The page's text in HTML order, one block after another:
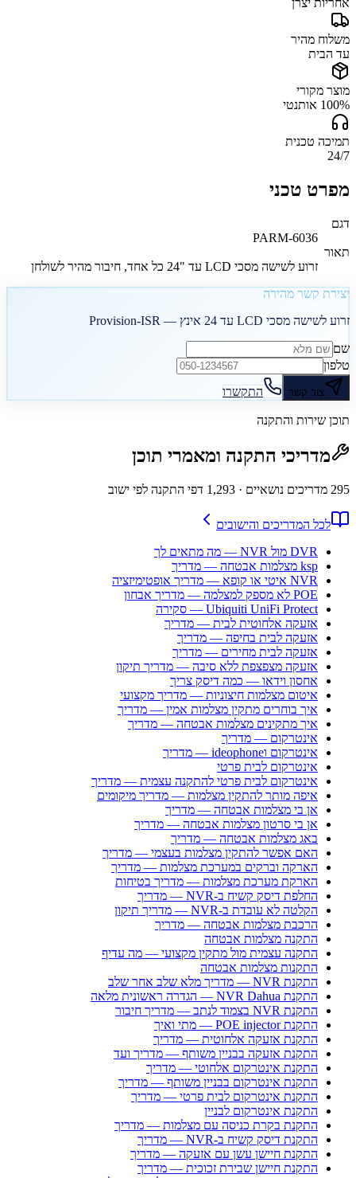
משלוח מהיר
עד הבית
מוצר מקורי
100% אותנטי
תמיכה טכנית
24/7
מפרט טכני
דגם
PARM-6036
תאור
זרוע לשישה מסכי LCD עד "24 כל אחד, חיבור מהיר לשולחן
יצירת קשר מהירה
זרוע לשישה מסכי LCD עד 24 אינץ — Provision-ISR
שם
טלפון
צור קשר התקשרו
תוכן שירות והתקנה
מדריכי התקנה ומאמרי תוכן
295 מדריכים נושאיים · 1,293 דפי התקנה לפי ישוב
לכל המדריכים והישובים
DVR מול NVR — מה מתאים לך
ksp מצלמות אבטחה — מדריך
NVR איטי או קופא — מדריך אופטימיזציה
POE לא מספק למצלמה — מדריך אבחון
Ubiquiti UniFi Protect — סקירה
אזעקה אלחוטית לבית — מדריך
אזעקה לבית בחיפה — מדריך
אזעקה לבית מחירים — מדריך
אזעקה מצפצפת ללא סיבה — מדריך תיקון
אחסון וידאו — כמה דיסק צריך
איטום מצלמות חיצוניות — מדריך מקצועי
איך בוחרים מתקין מצלמות אמין — מדריך
איך מתקינים מצלמות אבטחה — מדריך
אינטרקום — מדריך
אינטרקום וideophone — מדריך
אינטרקום לבית פרטי
אינטרקום לבית פרטי להתקנה עצמית — מדריך
איפה מותר להתקין מצלמות — מדריך מיקומים
אן בי מצלמות אבטחה — מדריך
אן בי סרטון מצלמות אבטחה — מדריך
באג מצלמות אבטחה — מדריך
האם אפשר להתקין מצלמות בעצמי — מדריך
הארקה וברקים במערכת מצלמות — מדריך
הארקת מערכת מצלמות — מדריך בטיחות
החלפת דיסק קשיח ב-NVR — מדריך
הקלטה לא עובדת ב-NVR — מדריך תיקון
הרכבת מצלמות אבטחה — מדריך
התקנה מצלמות אבטחה
התקנה עצמית מול מתקין מקצועי — מה עדיף
התקנות מצלמות אבטחה
התקנת NVR — מדריך מלא שלב אחר שלב
התקנת NVR Dahua — הגדרה ראשונית מלאה
התקנת NVR בצמוד לנתב — מדריך חיבור
התקנת POE injector — מתי ואיך
התקנת אזעקה אלחוטית — מדריך
התקנת אזעקה בבניין משותף — מדריך ועד
התקנת אינטרקום אלחוטי — מדריך
התקנת אינטרקום בבניין משותף — מדריך
התקנת אינטרקום לבית פרטי — מדריך
התקנת אינטרקום לבניין
התקנת בקרת כניסה עם מצלמות — מדריך
התקנת דיסק קשיח ב-NVR — מדריך
התקנת חיישן עשן עם אזעקה — מדריך
התקנת חיישן שבירת זכוכית — מדריך